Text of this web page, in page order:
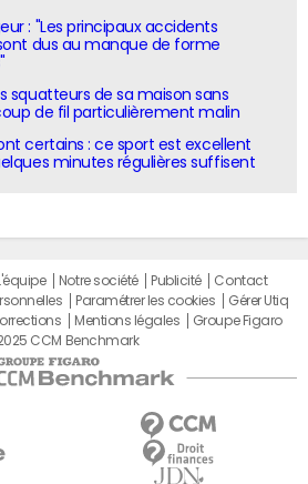
: "Les principaux accidents
dus au manque de forme
squatteurs de sa maison sans
de fil particulièrement malin
certains : ce sport est excellent
minutes régulières suffisent
L'équipe Notre société Publicité
Contact
Paramétrer les cookies
Gérer Utiq
Mentions légales
Groupe Figaro
CCM Benchmark